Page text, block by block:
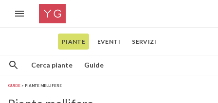
PIANTE EVENTI SERVIZI
Cerca piante Guide
GUIDE PIANTE MELLIFERE